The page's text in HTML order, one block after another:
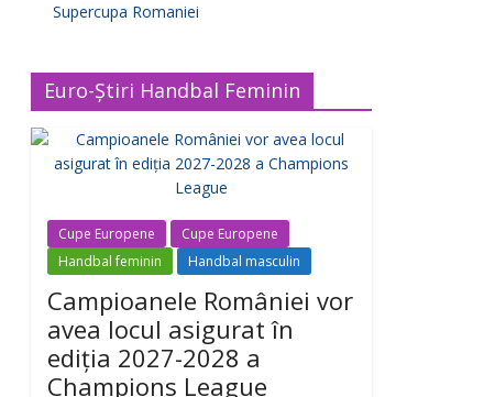
Supercupa Romaniei
Euro-Știri Handbal Feminin
Cupe Europene
Cupe Europene
Handbal feminin
Handbal masculin
Campioanele României vor
avea locul asigurat în
ediția 2027-2028 a
Champions League